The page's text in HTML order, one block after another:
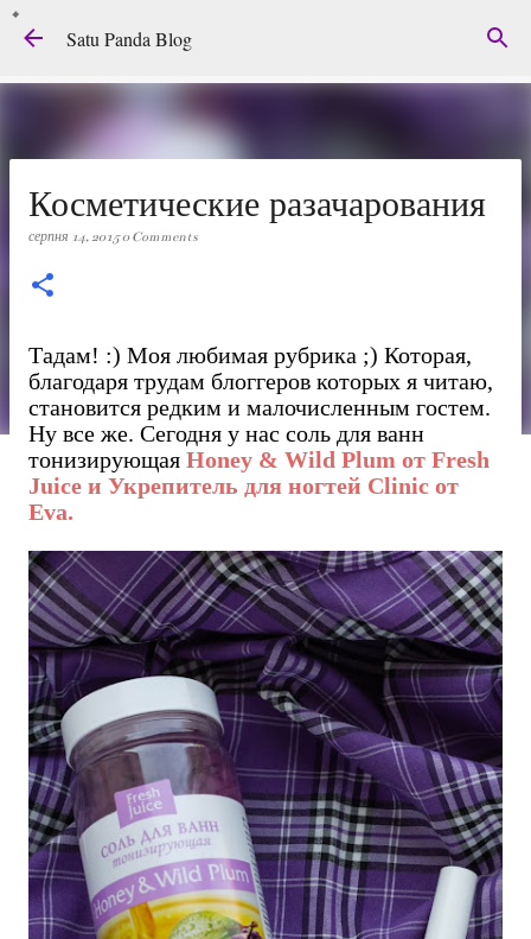
Перейти до основного вмісту
Satu Panda Blog
Косметические разачарования
серпня 14, 20150 Comments
Тадам! :) Моя любимая рубрика ;) Которая,
благодаря трудам блоггеров которых я читаю,
становится редким и малочисленным гостем.
Ну все же. Сегодня у нас соль для ванн
тонизирующая Honey & Wild Plum от Fresh
Juice и Укрепитель для ногтей Сlinic от
Eva.